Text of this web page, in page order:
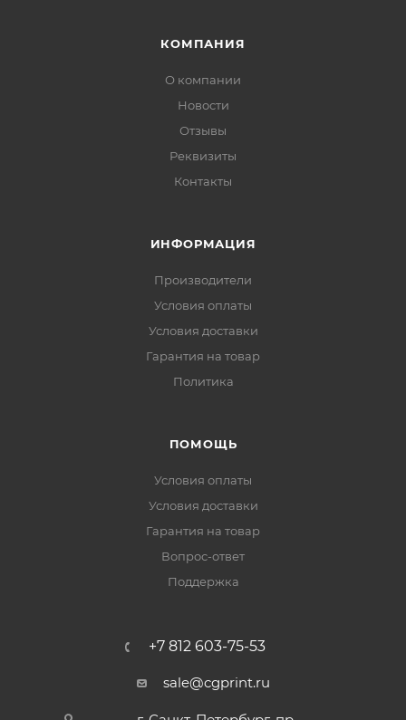
КОМПАНИЯ
О компании
Новости
Отзывы
Реквизиты
Контакты
ИНФОРМАЦИЯ
Производители
Условия оплаты
Условия доставки
Гарантия на товар
Политика
ПОМОЩЬ
Условия оплаты
Условия доставки
Гарантия на товар
Вопрос-ответ
Поддержка
+7 812 603-75-53
sale@cgprint.ru